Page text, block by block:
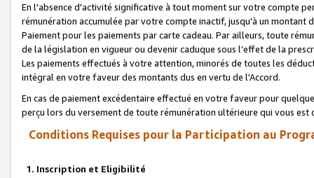
En l'absence d'activité significative à tout moment sur votre compte
rémunération accumulée par votre compte inactif, jusqu'à un montant
Paiement pour les paiements par carte cadeau. Par ailleurs, toute
de la législation en vigueur ou devenir caduque sous l’effet de la
Les paiements effectués à votre attention, minorés de toutes les
intégral en votre faveur des montants dus en vertu de l'Accord.
En cas de paiement excédentaire effectué en votre faveur pour
perçu lors du versement de toute rémunération ultérieure qui vous est
Conditions Requises pour la Participation au
1. Inscription et Eligibilité